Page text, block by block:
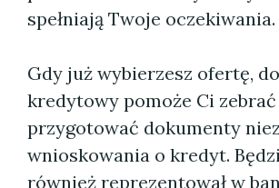
spełniają Twoje oczekiwania.
Gdy już wybierzesz ofertę,
kredytowy pomoże Ci
przygotować dokumenty
wnioskowania o kredyt.
również reprezentował w